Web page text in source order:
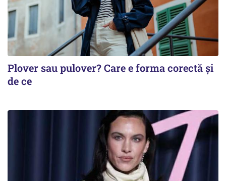
Plover sau pulover? Care e forma corectă și
de ce